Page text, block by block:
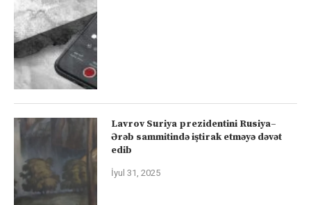
Lavrov Suriya prezidentini Rusiya–
Ərəb sammitində iştirak etməyə dəvət
edib
İyul 31, 2025